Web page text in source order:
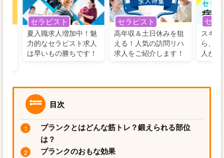
セラピスト
夏入職求人増加中！魅
力的なセラピスト求人
は早いもの勝ちです！
セラピスト
高年収＆土日休みを狙
える！人気の訪問リハ
求人をご紹介します！
セラ
スキ
ら、
人が
目次
プランクとはどんな筋トレ？鍛えられる部位
は？
プランクのおもな効果